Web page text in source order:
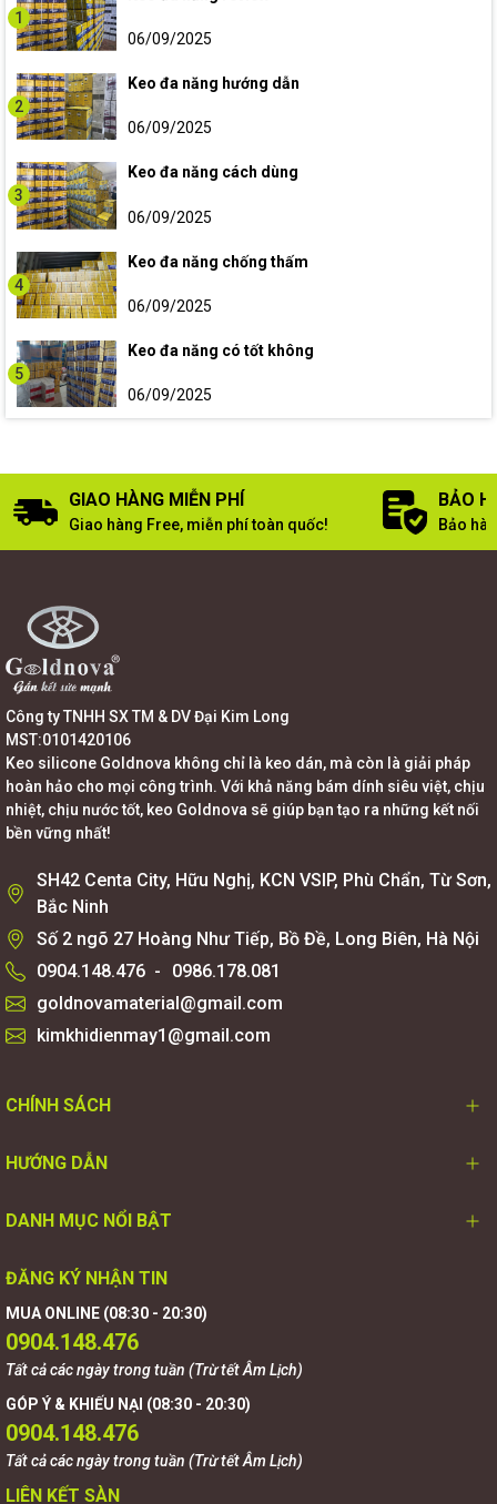
1
06/09/2025
2
Keo đa năng hướng dẫn
06/09/2025
3
Keo đa năng cách dùng
06/09/2025
4
Keo đa năng chống thấm
06/09/2025
5
Keo đa năng có tốt không
06/09/2025
GIAO HÀNG MIỄN PHÍ
Giao hàng Free, miễn phí toàn quốc!
BẢO
Bảo
Công ty TNHH SX TM & DV Đại Kim Long
MST:0101420106
Keo silicone Goldnova không chỉ là keo dán, mà còn là giải pháp
hoàn hảo cho mọi công trình. Với khả năng bám dính siêu việt, chịu
nhiệt, chịu nước tốt, keo Goldnova sẽ giúp bạn tạo ra những kết nối
bền vững nhất!
SH42 Centa City, Hữu Nghị, KCN VSIP, Phù Chẩn, Từ Sơn,
Bắc Ninh
Số 2 ngõ 27 Hoàng Như Tiếp, Bồ Đề, Long Biên, Hà Nội
0904.148.476 -
0986.178.081
goldnovamaterial@gmail.com
kimkhidienmay1@gmail.com
CHÍNH SÁCH
HƯỚNG DẪN
DANH MỤC NỔI BẬT
ĐĂNG KÝ NHẬN TIN
MUA ONLINE (08:30 - 20:30)
0904.148.476
Tất cả các ngày trong tuần (Trừ tết Âm Lịch)
GÓP Ý & KHIẾU NẠI (08:30 - 20:30)
0904.148.476
Tất cả các ngày trong tuần (Trừ tết Âm Lịch)
LIÊN KẾT SÀN